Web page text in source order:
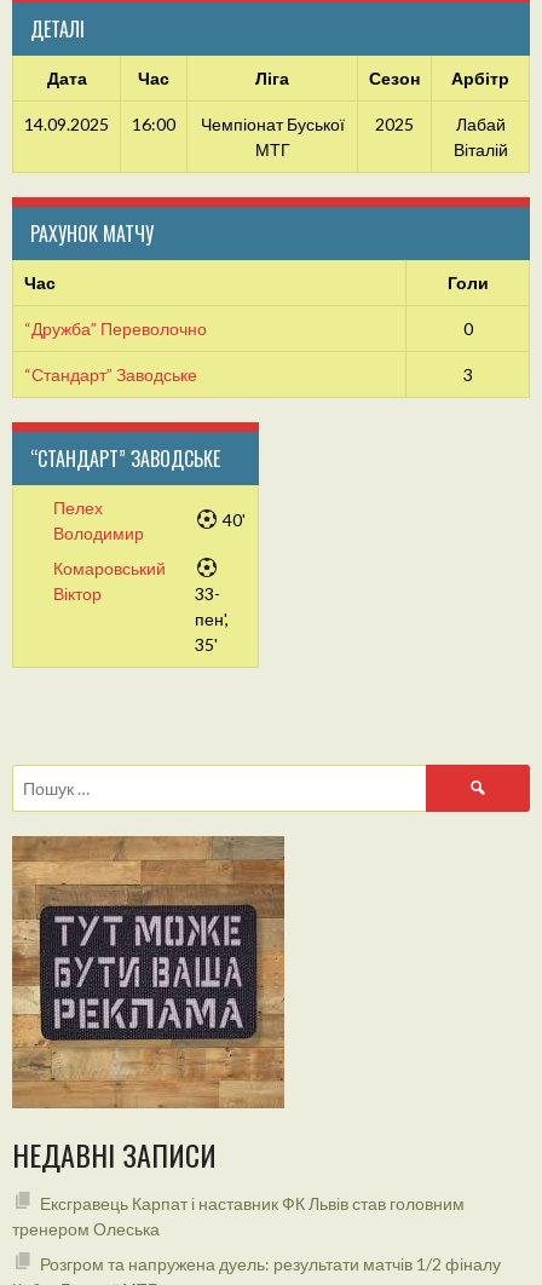
ДЕТАЛІ
Дата Час Ліга Сезон Арбітр
14.09.2025 16:00
Чемпіонат Буської
МТГ
2025
Лабай
Віталій
РАХУНОК МАТЧУ
Час Голи
“Дружба” Переволочно 0
“Стандарт” Заводське 3
“СТАНДАРТ” ЗАВОДСЬКЕ
Пелех
Володимир
40'
Комаровський
Віктор
33-
пен',
35'
Пошук:
НЕДАВНІ ЗАПИСИ
Ексгравець Карпат і наставник ФК Львів став головним
тренером Олеська
Розгром та напружена дуель: результати матчів 1/2 фіналу